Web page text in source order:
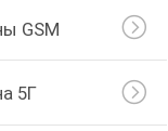
GSM
5Г